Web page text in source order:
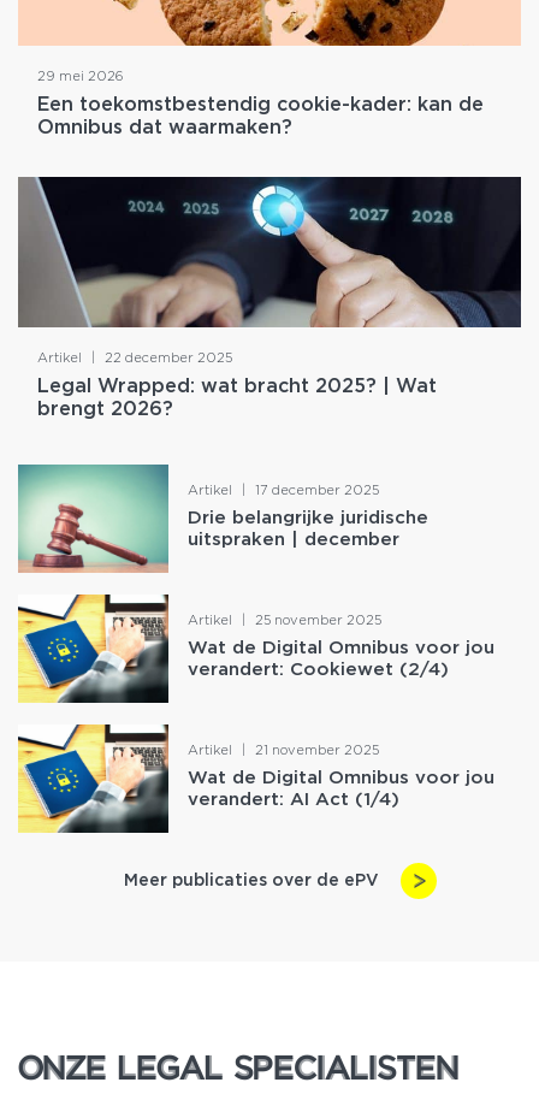
29 mei 2026
Een toekomstbestendig cookie-kader: kan de
Omnibus dat waarmaken?
Artikel 22 december 2025
Legal Wrapped: wat bracht 2025? | Wat
brengt 2026?
Artikel | 17 december 2025
Drie belangrijke juridische
uitspraken | december
Artikel | 25 november 2025
Wat de Digital Omnibus voor jou
verandert: Cookiewet (2/4)
Artikel | 21 november 2025
Wat de Digital Omnibus voor jou
verandert: AI Act (1/4)
Meer publicaties over de ePV
ONZE LEGAL SPECIALISTEN
ONZE LEGAL SPECIALISTEN